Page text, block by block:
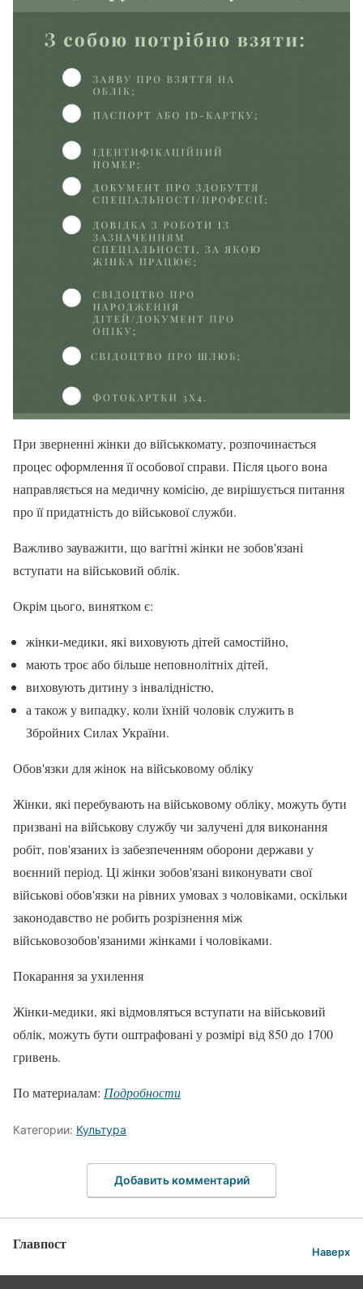
При зверненні жінки до військкомату, розпочинається
процес оформлення її особової справи. Після цього вона
направляється на медичну комісію, де вирішується питання
про її придатність до військової служби.
Важливо зауважити, що вагітні жінки не зобов'язані
вступати на військовий облік.
Окрім цього, винятком є:
жінки-медики, які виховують дітей самостійно,
мають троє або більше неповнолітніх дітей,
виховують дитину з інвалідністю,
а також у випадку, коли їхній чоловік служить в
Збройних Силах України.
Обов'язки для жінок на військовому обліку
Жінки, які перебувають на військовому обліку, можуть бути
призвані на військову службу чи залучені для виконання
робіт, пов'язаних із забезпеченням оборони держави у
воєнний період. Ці жінки зобов'язані виконувати свої
військові обов'язки на рівних умовах з чоловіками, оскільки
законодавство не робить розрізнення між
військовозобов'язаними жінками і чоловіками.
Покарання за ухилення
Жінки-медики, які відмовляться вступати на військовий
облік, можуть бути оштрафовані у розмірі від 850 до 1700
гривень.
По материалам: Подробности
Категории: Культура
Добавить комментарий
Главпост Наверх